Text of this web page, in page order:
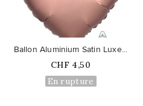
favorite_border
Ballon Aluminium Satin Luxe...
Prix
CHF 4,50
En rupture